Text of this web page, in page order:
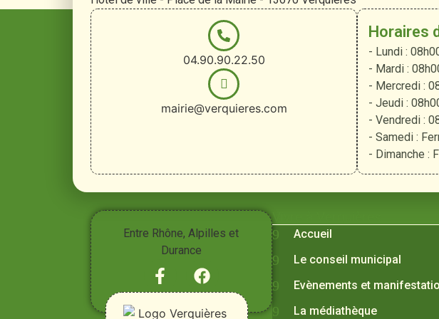
04.90.90.22.50
mairie@verquieres.com
Horaires
- Lundi :
- Mardi :
- Mercredi :
- Jeudi :
- Vendredi :
- Samedi :
- Dimanche :
Entre Rhône, Alpilles et
Durance
Vivre à Verquières
Accueil
Le conseil municipal
Evènements et
La médiathèque